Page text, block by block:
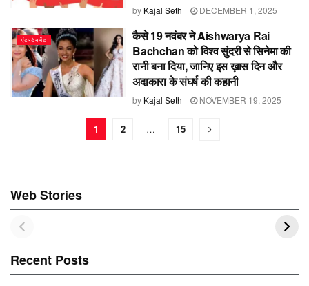
by Kajal Seth DECEMBER 1, 2025
एंटरटेनमेंट
कैसे 19 नवंबर ने Aishwarya Rai
Bachchan को विश्व सुंदरी से सिनेमा की
रानी बना दिया, जानिए इस ख़ास दिन और
अदाकारा के संघर्ष की कहानी
by Kajal Seth NOVEMBER 19, 2025
1 2 … 15
Web Stories
Recent Posts